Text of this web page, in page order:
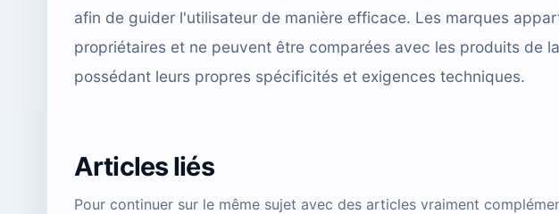
afin de guider l'utilisateur de manière efficace. Les marques
propriétaires et ne peuvent être comparées avec les produits de
possédant leurs propres spécificités et exigences techniques.
Articles liés
Pour continuer sur le même sujet avec des articles vraiment